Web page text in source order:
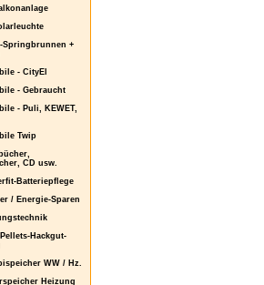
Springbrunnen +
- CityEl
- Gebraucht
- Puli, KEWET,
Twip
CD usw.
Batteriepflege
/ Energie-Sparen
Hackgut-
WW / Hz.
Heizung